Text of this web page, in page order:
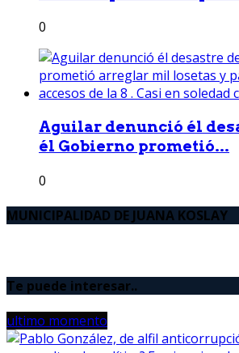
0
Aguilar denunció él
él Gobierno prometió...
0
MUNICIPALIDAD DE JUANA KOSLAY
Te puede interesar..
ultimo momento